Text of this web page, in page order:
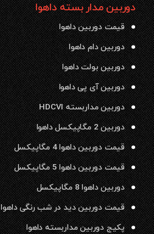
دوربین مدار بسته داهوا
قیمت دوربین داهوا
دوربین دام داهوا
دوربین بولت داهوا
دوربین آی پی داهوا
دوربین مداربسته HDCVI
دوربین 2 مگاپیکسل داهوا
قیمت دوربین داهوا 4 مگاپیکسل
قیمت دوربین داهوا 5 مگاپیکسل
دوربین داهوا 8 مگاپیکسل
قیمت دوربین دید در شب رنگی داهوا
پکیج دوربین مداربسته داهوا